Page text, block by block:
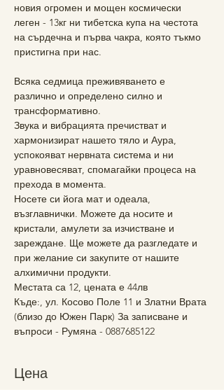
новия огромен и мощен космически
леген - 13кг ни тибетска купа на честота
на сърдечна и първа чакра, която тъкмо
пристигна при нас.
Всяка седмица преживяването е
различно и определено силно и
трансформативно.
Звука и вибрацията пречистват и
хармонизират нашето тяло и Аура,
успокояват нервната система и ни
уравновесяват, спомагайки процеса на
прехода в момента.
Носете си йога мат и одеала,
възглавнички. Можете да носите и
кристали, амулети за изчистване и
зареждане. Ще можете да разгледате и
при желание си закупите от нашите
алхимични продукти.
Местата са 12, цената е 44лв
Къде:, ул. Косово Поле 11 и Златни Врата
(близо до Южен Парк) За записване и
въпроси - Румяна - 0887685122
Цена